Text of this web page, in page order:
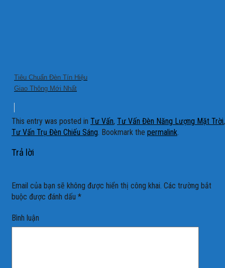
Tiêu Chuẩn Đèn Tín Hiệu
Giao Thông Mới Nhất
This entry was posted in Tư Vấn, Tư Vấn Đèn Năng Lượng Mặt Trời,
Tư Vấn Trụ Đèn Chiếu Sáng . Bookmark the permalink
Trả lời
Email của bạn sẽ không được hiển thị công khai. Các trường bắt
buộc được đánh dấu *
Bình luận